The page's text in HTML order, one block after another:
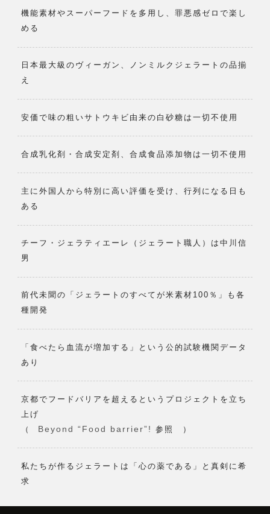
機能素材やスーパーフードを多用し、罪悪感ゼロで楽し
める
日本最大級のヴィーガン、ノンミルクジェラートの品揃
え
安価で味の粗いサトウキビ由来の白砂糖は一切不使用
合成乳化剤・合成安定剤、合成食品添加物は一切不使用
主に外国人から特別に高い評価を受け、行列になる日も
ある
チーフ・ジェラティエーレ（ジェラート職人）は中川信
男
前代未聞の「ジェラートのすべてが米素材100％」も各
種開発
「食べたら血流が増加する」という公的試験機関データ
あり
京都でフードバリアを超えるというプロジェクトを立ち
上げ
（
Beyond “Food barrier”! 参照 ）
私たちが作るジェラートは「心の薬である」と真剣に希
求